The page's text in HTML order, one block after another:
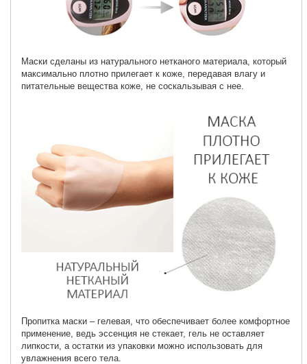
Маски сделаны из натурального нетканого материала, который
максимально плотно прилегает к коже, передавая влагу и
питательные вещества коже, не соскальзывая с нее.
Пропитка маски – гелевая, что обеспечивает более комфортное
применение, ведь эссенция не стекает, гель не оставляет
липкости, а остатки из упаковки можно использовать для
увлажнения всего тела.